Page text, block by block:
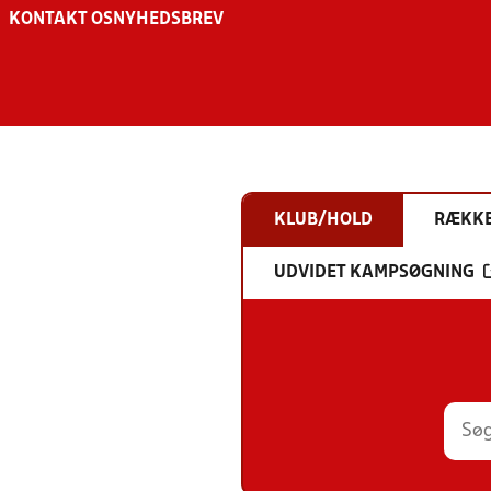
KONTAKT OS NYHEDSBREV
KLUB/HOLD
UDVIDET KAMPSØGNING